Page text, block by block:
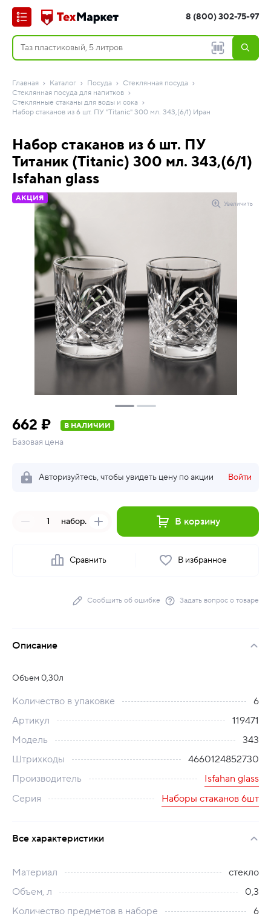
8 (800) 302-75-97
Главная Каталог Посуда
Стеклянная посуда
Стеклянная посуда для напитков
Стеклянные стаканы для воды и сока
Набор стаканов из 6 шт. ПУ "Titanic" 300 мл. 343,(6/1) Иран
Набор стаканов из 6 шт. ПУ
Титаник (Titanic) 300 мл. 343,(6/1)
Isfahan glass
АКЦИЯ
Увеличить
662 ₽ В НАЛИЧИИ
Базовая цена
Авторизуйтесь, чтобы увидеть цену по акции Войти
набор. В корзину
Сравнить В избранное
Сообщить об ошибке Задать вопрос о товаре
Описание
Объем 0,30л
Количество в упаковке
6
Артикул
119471
Модель
343
Штрихкоды
4660124852730
Производитель
Isfahan glass
Серия
Наборы стаканов 6шт
Все характеристики
Материал
стекло
Объем, л
0,3
Количество предметов в наборе
6